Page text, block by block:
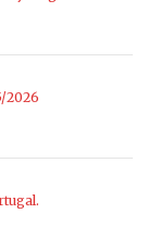
2026